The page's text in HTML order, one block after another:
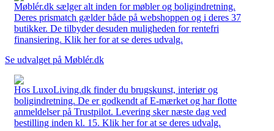
Møblér.dk sælger alt inden for møbler og boligindretning.
Deres prismatch gælder både på webshoppen og i deres 37
butikker. De tilbyder desuden muligheden for rentefri
finansiering. Klik her for at se deres udvalg.
Se udvalget på Møblér.dk
Hos LuxoLiving.dk finder du brugskunst, interiør og
boligindretning. De er godkendt af E-mærket og har flotte
anmeldelser på Trustpilot. Levering sker næste dag ved
bestilling inden kl. 15. Klik her for at se deres udvalg.